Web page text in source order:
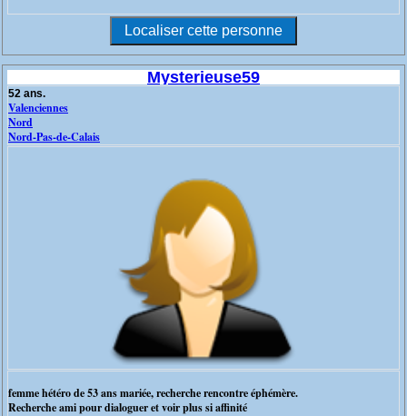
Mysterieuse59
52 ans.
Valenciennes
Nord
Nord-Pas-de-Calais
femme hétéro de 53 ans mariée, recherche rencontre éphémère.
Recherche ami pour dialoguer et voir plus si affinité